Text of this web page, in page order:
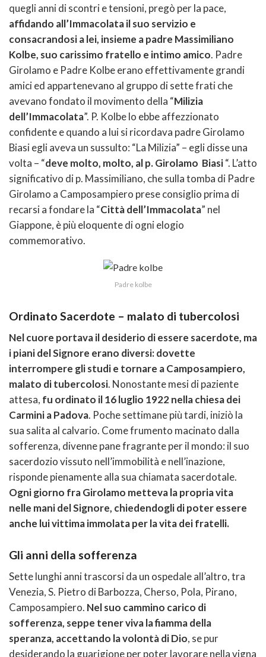
quegli anni di scontri e tensioni, pregò per la pace,
affidando all’Immacolata il suo servizio e
consacrandosi a lei, insieme a padre Massimiliano
Kolbe, suo carissimo fratello e intimo amico. Padre
Girolamo e Padre Kolbe erano effettivamente grandi
amici ed appartenevano al gruppo di sette frati che
avevano fondato il movimento della “Milizia
dell’Immacolata”. P. Kolbe lo ebbe affezzionato
confidente e quando a lui si ricordava padre Girolamo
Biasi egli aveva un sussulto: “La Milizia” – egli disse una
volta – “deve molto, molto, al p. Girolamo Biasi“. L’atto
significativo di p. Massimiliano, che sulla tomba di Padre
Girolamo a Camposampiero prese consiglio prima di
recarsi a fondare la “Città dell’Immacolata” nel
Giappone, è più eloquente di ogni elogio
commemorativo.
Padre kolbe
Ordinato Sacerdote – malato di tubercolosi
Nel cuore portava il desiderio di essere sacerdote, ma
i piani del Signore erano diversi: dovette
interrompere gli studi e tornare a Camposampiero,
malato di tubercolosi. Nonostante mesi di paziente
attesa, fu ordinato il 16 luglio 1922 nella chiesa dei
Carmini a Padova. Poche settimane più tardi, iniziò la
sua salita al calvario. Come frumento macinato dalla
sofferenza, divenne pane fragrante per il mondo: il suo
sacerdozio vissuto nell’immobilità e nell’inazione,
risponde pienamente alla sua chiamata sacerdotale.
Ogni giorno fra Girolamo metteva la propria vita
nelle mani del Signore, chiedendogli di poter essere
anche lui vittima immolata per la vita dei fratelli.
Gli anni della sofferenza
Sette lunghi anni trascorsi da un ospedale all’altro, tra
Venezia, S. Pietro di Barbozza, Cherso, Pola, Pirano,
Camposampiero. Nel suo cammino carico di
sofferenza, seppe tener viva la fiamma della
speranza, accettando la volontà di Dio, se pur
desiderando la guarigione per poter lavorare nella vigna